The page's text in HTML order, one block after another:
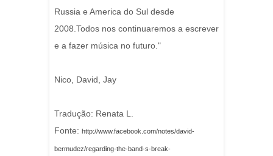
Russia e America do Sul desde
2008.Todos nos continuaremos a escrever
e a fazer música no futuro."
Nico, David, Jay
Tradução: Renata L.
Fonte: http://www.facebook.com/notes/david-
bermudez/regarding-the-band-s-break-